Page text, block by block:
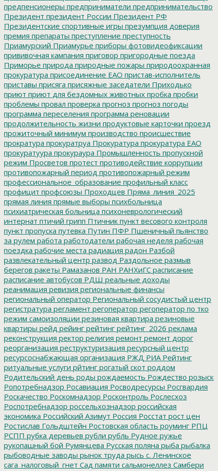
предпенсионеры предприниматели предпринимательство
Президент президент России Президент РФ
Президентские спортивные игры презумпция доверия
премия препараты преступление преступность
Приамурский Приамурье приборы фотовидеофиксации
прививочная кампания приговор пригородные поезда
Приморье природа природные пожары природоохранная
прокуратура присоединение ЕАО пристав-исполнитель
приставы присяга присяжные заседатели Приходько
приют приют для бездомных животных пробка пробки
проблемы провал проверка прогноз прогноз погоды
программа переселения программа реновации
продолжительность жизни продуктовые карточки проезд
прожиточный минимум производство происшествие
прократура прокуратруа Прокуратура прокуратура ЕАО
прокуратуура прокураура Промышленность пропускной
режим Просветов протест противодействие коррупции
противопожарный период противопожарный режим
профессиональное_образование профильный класс
профицит профсоюзы Проходцев Пряма_линия_2025
прямая линия прямые выборы психбольница
психиатрическая больница психоневрологический
интернат птичий грипп Птичник пункт весового контроля
пункт пропуска путевка Путин ПФР Пшеничный пьянство
за рулем работа работодатели рабочая неделя рабочая
поездка рабочие места радиация радон Разбой
развлекательный центр развод Раздольное размыв
берегов ракеты Рамазанов РАН РАНХиГС расписание
расписание автобусов РДШ реальные доходы
реанимация ревизия региональные финансы
региональный оператор Региональный сосудистый центр
регистратура регламент регоператор регоператор по тко
режим самоизоляции резиновая квартира резиновые
квартиры рейд рейинг рейтинг рейтинг_2026 реклама
реконструкция ректор религия ремонт ремонт дорог
реорганизация реструктуризация ресурсный центр
ресурсоснабжающая организация РЖД РИА Рейтинг
ритуальные услуги рйтинг рогатый скот роддом
Родительский день роды рождаемость Рождество розыск
Ропотребнадзор Росавиация Росводресурсы Росгвардия
Роскачество Роскомнадзор Росконтроль Рослесхоз
Роспотребнадзор россельхознадзор российская
экономика Российский Азимут Россия Росстат рост цен
Ростислав Гольдштейн Ростовская область роуминг РПЦ
РСПП рубка деревьев рубли рубль Рудное ружье
рукопашный бой Румянцева Русская поляна рыба рыбалка
рыбоводные заводы рынок труда рысь с. Ленинское
сага_налоговый_гнет Сад памяти сальмонеллез Самбери